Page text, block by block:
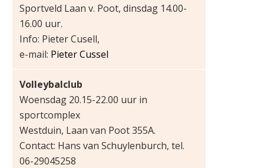
Sportveld Laan v. Poot, dinsdag 14.00-
16.00 uur.
Info: Pieter Cusell,
e-mail: Pieter Cussel
Volleybalclub
Woensdag 20.15-22.00 uur in
sportcomplex
Westduin, Laan van Poot 355A.
Contact: Hans van Schuylenburch, tel.
06-29045258